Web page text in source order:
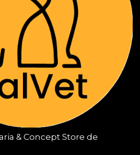
& Concept Store de